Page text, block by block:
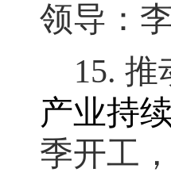
领导：
15. 推
产业持
季开工 ，